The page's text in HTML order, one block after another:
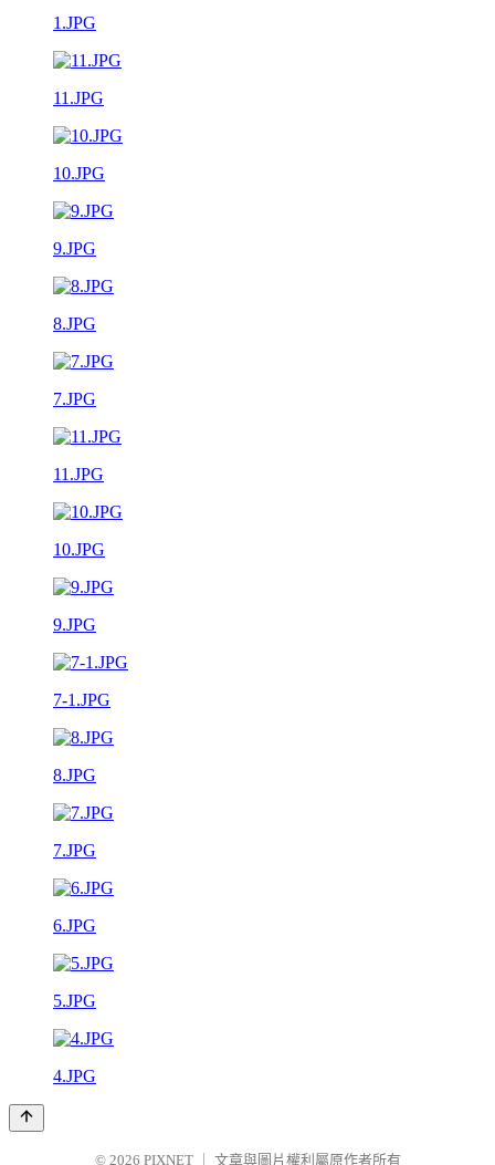
1.JPG
11.JPG
10.JPG
9.JPG
8.JPG
7.JPG
11.JPG
10.JPG
9.JPG
7-1.JPG
8.JPG
7.JPG
6.JPG
5.JPG
4.JPG
© 2026 PIXNET 文章與圖片權利屬原作者所有